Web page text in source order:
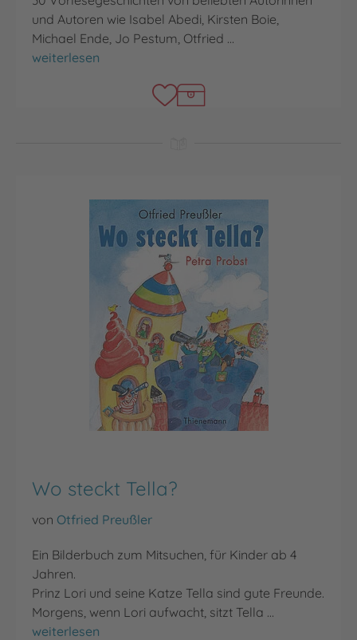
und Autoren wie Isabel Abedi, Kirsten Boie,
Michael Ende, Jo Pestum, Otfried …
Das Vorlesebuch für kleine starke Jungs
weiterlesen
Wo steckt Tella?
von Otfried Preußler
Ein Bilderbuch zum Mitsuchen, für Kinder ab 4
Jahren.
Prinz Lori und seine Katze Tella sind gute Freunde.
Morgens, wenn Lori aufwacht, sitzt Tella …
Wo steckt Tella?
weiterlesen